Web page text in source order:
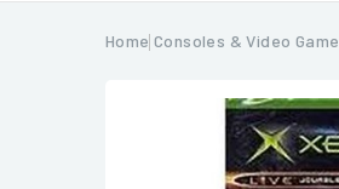
Home Consoles & Video